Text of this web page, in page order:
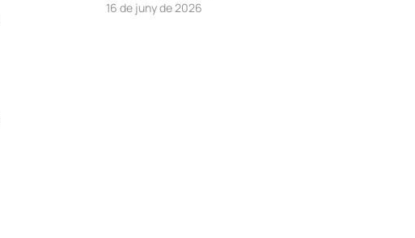
16 de juny de 2026